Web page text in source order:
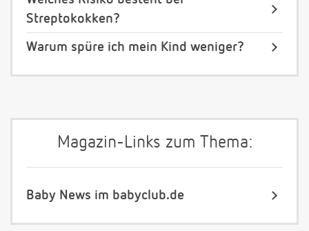
Streptokokken?
Warum spüre ich mein Kind weniger?
Magazin-Links zum Thema:
Baby News im babyclub.de